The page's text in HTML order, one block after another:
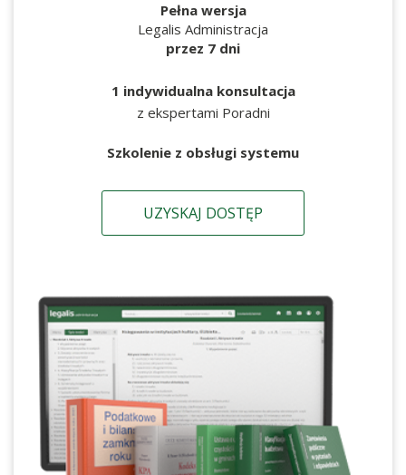
Pełna wersja
Legalis Administracja
przez 7 dni
1 indywidualna konsultacja
z ekspertami Poradni
Szkolenie z obsługi systemu
UZYSKAJ DOSTĘP